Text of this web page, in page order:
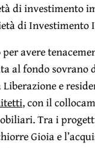
di investimento
di
avere
al fondo sovrano
Liberazione e
, con il
Tra i
Gioia e